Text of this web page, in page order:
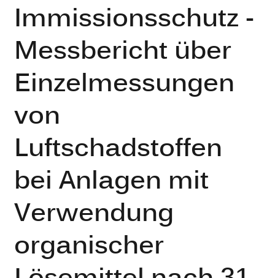
Immissionsschutz -
Messbericht über
Einzelmessungen
von
Luftschadstoffen
bei Anlagen mit
Verwendung
organischer